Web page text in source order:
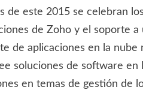
este 2015 se celebran
de Zoho y el soporte a
de aplicaciones en la nube
soluciones de software
en temas de gestión de